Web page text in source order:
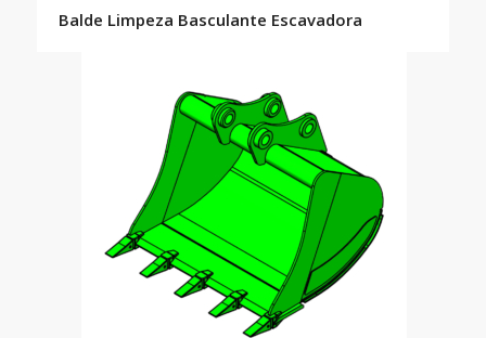
Balde Limpeza Basculante Escavadora